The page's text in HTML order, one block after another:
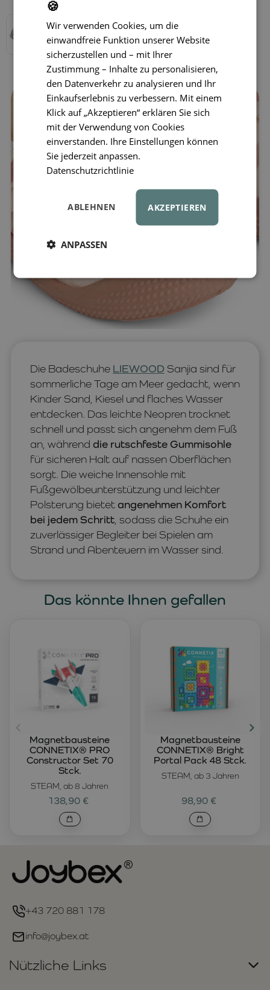
Die Badeschuhe LIEWOOD Sanjia sind für
sommerliche Tage am Meer gedacht, wenn
Kinder Sand, Kiesel und flaches Wasser
entdecken. Das leichte Neopren trocknet
schnell und passt sich angenehm dem Fuß
an, während die rutschfeste Gummisohle
für sicheren Halt auf nassen Oberflächen
sorgt. Die weiche Innensohle mit
Fußgewölbeunterstützung und leichter
Polsterung bietetangenehmen Komfort
bei jedem Schritt , sodass die Schuhe ein
zuverlässiger Begleiter bei Spielen am
Strand und Abenteuern im Wasser sind.
Das könnte Ihnen gefallen
STEAM, ab 8 Jahren
Magnetbausteine
CONNETIX® PRO
Constructor Set 70
Stck.
138,90 €
STEAM, ab 3 Jahren
Magnetbausteine
CONNETIX® Bright
Portal Pack 48 Stck.
98,90 €
+43 720 881 178
info@joybex.at
Nützliche Links
🍪
Wir verwenden Cookies, um die
einwandfreie Funktion unserer Website
sicherzustellen und – mit Ihrer
Zustimmung – Inhalte zu personalisieren,
den Datenverkehr zu analysieren und Ihr
Einkaufserlebnis zu verbessern. Mit einem
Klick auf „Akzeptieren“ erklären Sie sich
mit der Verwendung von Cookies
einverstanden. Ihre Einstellungen können
Sie jederzeit anpassen.
Datenschutzrichtlinie
AKZEPTIEREN
ABLEHNEN
ANPASSEN